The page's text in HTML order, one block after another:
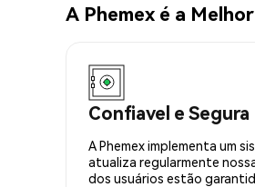
A Phemex é a
Confiavel e Segura
A Phemex implementa um
atualiza regularmente
dos usuários estão